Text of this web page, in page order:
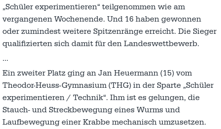
„Schüler experimentieren“ teilgenommen wie am
vergangenen Wochenende. Und 16 haben gewonnen
oder zumindest weitere Spitzenränge erreicht. Die Sieger
qualifizierten sich damit für den Landeswettbewerb.
…
Ein zweiter Platz ging an Jan Heuermann (15) vom
Theodor-Heuss-Gymnasium (THG) in der Sparte „Schüler
experimentieren / Technik“. Ihm ist es gelungen, die
Stauch- und Streckbewegung eines Wurms und
Laufbewegung einer Krabbe mechanisch umzusetzen.